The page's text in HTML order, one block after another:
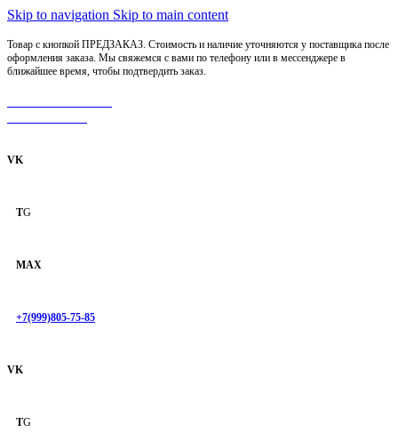
Skip to navigation Skip to main content
Товар с кнопкой ПРЕДЗАКАЗ. Стоимость и наличие уточняются у поставщика после
оформления заказа. Мы свяжемся с вами по телефону или в мессенджере в
ближайшее время, чтобы подтвердить заказ.
VK
TG
MAX
+7(999)805-75-85
VK
TG